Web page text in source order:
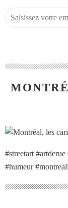
#streetart
#humeur